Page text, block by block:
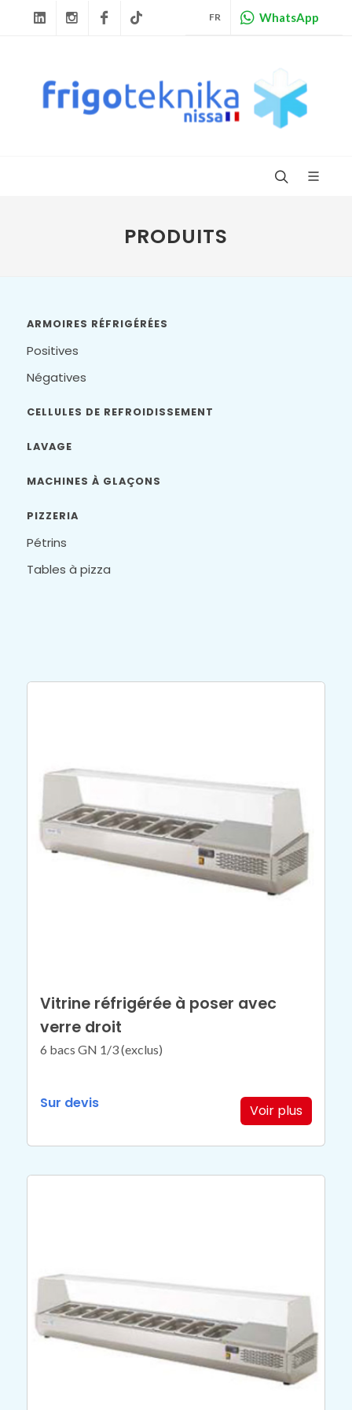
LinkedinInstagramFacebook FR WhatsApp
PRODUITS
Vitrine réfrigérée à poser avec
verre droit
6 bacs GN 1/3 (exclus)
Sur devis Voir plus
ARMOIRES RÉFRIGÉRÉES
Positives
Négatives
CELLULES DE REFROIDISSEMENT
LAVAGE
MACHINES À GLAÇONS
PIZZERIA
Pétrins
Tables à pizza